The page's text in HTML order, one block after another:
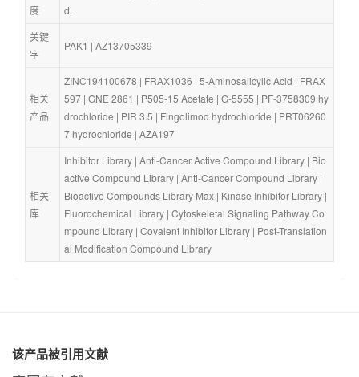
度
d.
关键
字
PAK1 | AZ13705339
相关
产品
ZINC194100678 | FRAX1036 | 5-Aminosalicylic Acid | FRAX
597 | GNE 2861 | P505-15 Acetate | G-5555 | PF-3758309 hy
drochloride | PIR 3.5 | Fingolimod hydrochloride | PRT06260
7 hydrochloride | AZA197
相关
库
Inhibitor Library | Anti-Cancer Active Compound Library | Bio
active Compound Library | Anti-Cancer Compound Library
Bioactive Compounds Library Max | Kinase Inhibitor Library
Fluorochemical Library | Cytoskeletal Signaling Pathway Co
mpound Library | Covalent Inhibitor Library | Post-Translation
al Modification Compound Library
该产品被引用文献